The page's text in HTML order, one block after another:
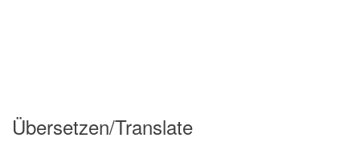
Übersetzen/Translate